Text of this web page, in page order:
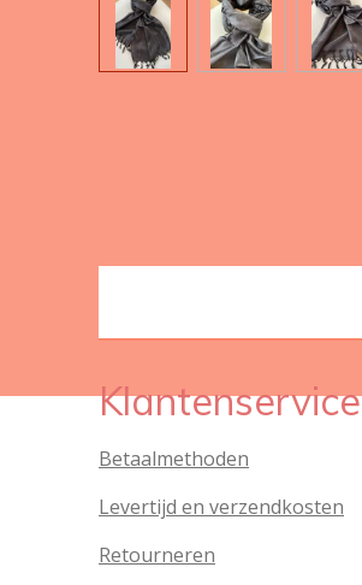
Klantenservice
Betaalmethoden
Levertijd en verzendkosten
Retourneren